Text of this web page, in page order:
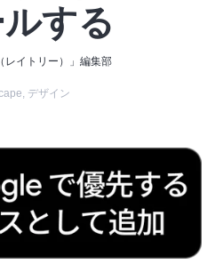
ルする
レイトリー）」編集部
, デザイン